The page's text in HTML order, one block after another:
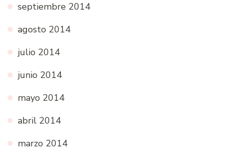
septiembre 2014
agosto 2014
julio 2014
junio 2014
mayo 2014
abril 2014
marzo 2014